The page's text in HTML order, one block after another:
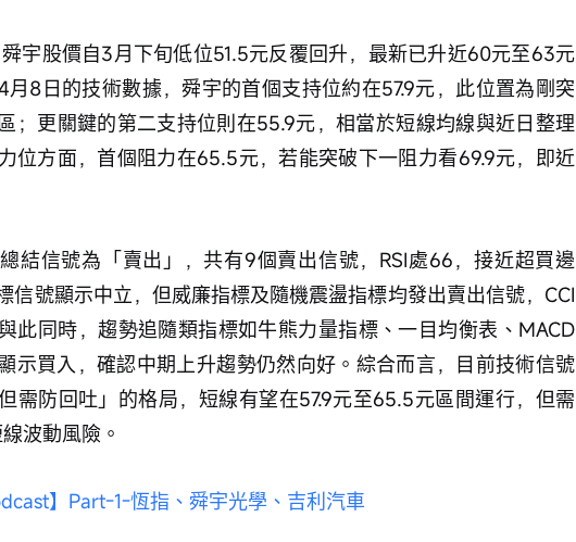
月8日的技術數據，舜宇的首個支持位約在57.9元，此位置為剛突
；更關鍵的第二支持位則在55.9元，相當於短線均線與近日整理
位方面，首個阻力在65.5元，若能突破下一阻力看69.9元，即近
結信號為「賣出」，共有9個賣出信號，RSI處66，接近超買邊
信號顯示中立，但威廉指標及隨機震盪指標均發出賣出信號，CCI
此同時，趨勢追隨類指標如牛熊力量指標、一目均衡表、MACD
示買入，確認中期上升趨勢仍然向好。綜合而言，目前技術信號
需防回吐」的格局，短線有望在57.9元至65.5元區間運行，但需
波動風險。
】Part-1-恆指、舜宇光學、吉利汽車